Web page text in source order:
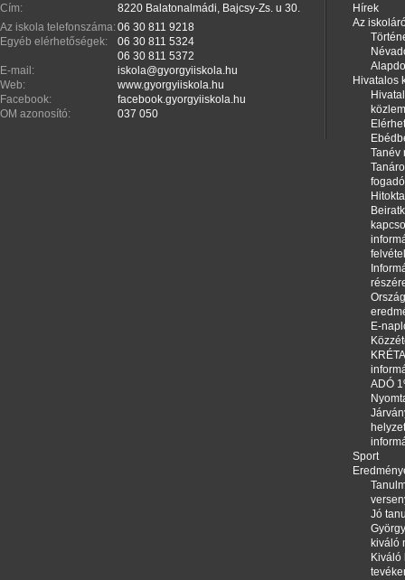
Cím:
8220 Balatonalmádi, Bajcsy-Zs. u 30.
Az iskola telefonszáma:06 30 811 9218
Egyéb elérhetőségek:
06 30 811 5324
06 30 811 5372
E-mail:
iskola@gyorgyiiskola.hu
Web:
www.gyorgyiiskola.hu
Facebook:
facebook.gyorgyiiskola.hu
OM azonosító:
037 050
Hírek
Az
Hivatalos
Tanév
E-
ADÓ
Sport
Jó
kiváló
Kiváló